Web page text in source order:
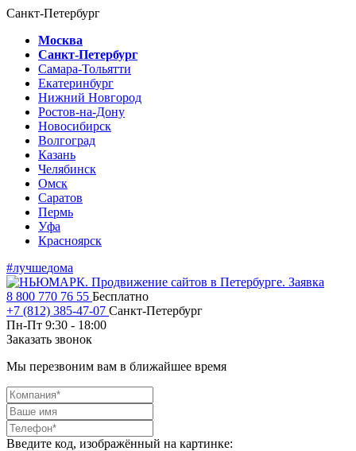
Санкт-Петербург
Москва
Санкт-Петербург
Самара-Тольятти
Екатеринбург
Нижний Новгород
Ростов-на-Дону
Новосибирск
Волгоград
Казань
Челябинск
Омск
Саратов
Пермь
Уфа
Красноярск
#лучшедома
Заявка
8 800 770 76 55 Бесплатно
+7 (812) 385-47-07 Санкт-Петербург
Пн-Пт 9:30 - 18:00
Заказать звонок
Мы перезвоним вам в ближайшее время
Введите код, изображённый на картинке: